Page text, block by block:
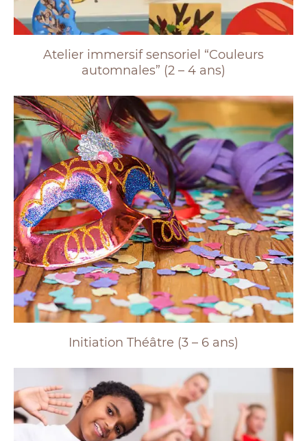
Atelier immersif sensoriel “Couleurs
automnales” (2 – 4 ans)
Initiation Théâtre (3 – 6 ans)